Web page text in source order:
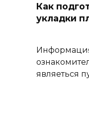
Как
укладки
являеться